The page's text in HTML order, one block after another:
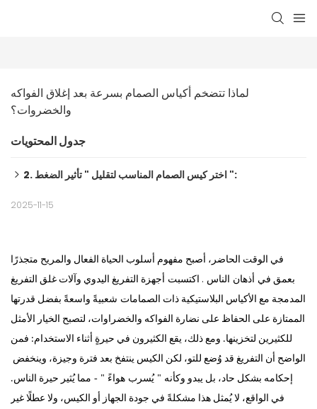
لماذا تتضخم أكياس الصمام بسرعة بعد إغلاق الفواكه
والخضروات؟
جدول المحتويات
2. اختر كيس الصمام المناسب لتقليل " تأثير الضغط ":
2025-11-15
في الوقت الحاضر، أصبح مفهوم أسلوب الحياة الفعال والمريح متجذرًا
بعمق في أذهان الناس . اكتسبت أجهزة التفريغ اليدوي وآلات غلق التفريغ
المدمجة مع الأكياس البلاستيكية ذات الصمامات شعبيةً واسعةً بفضل قدرتها
الممتازة على الحفاظ على نضارة الفواكه والخضراوات، لتصبح الخيار الأمثل
للكثيرين لتخزينها. ومع ذلك، يقع الكثيرون في حيرةٍ أثناء الاستخدام: فمن
الواضح أن التفريغ قد وُضع للتو، لكن الكيس ينتفخ بعد فترة وجيزة، وينخفض ​​
إحكامه بشكل حاد، بل يبدو وكأنه " يُسرب هواءً "
- مما يُثير حيرة الناس.
في الواقع، لا يُمثل هذا مشكلةً في جودة الجهاز أو الكيس، ولا عطلًا غير